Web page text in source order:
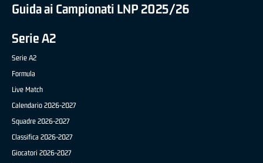
Guida ai Campionati LNP 2025/26
Serie A2
Serie A2
Formula
Live Match
Calendario 2026-2027
Squadre 2026-2027
Classifica 2026-2027
Giocatori 2026-2027